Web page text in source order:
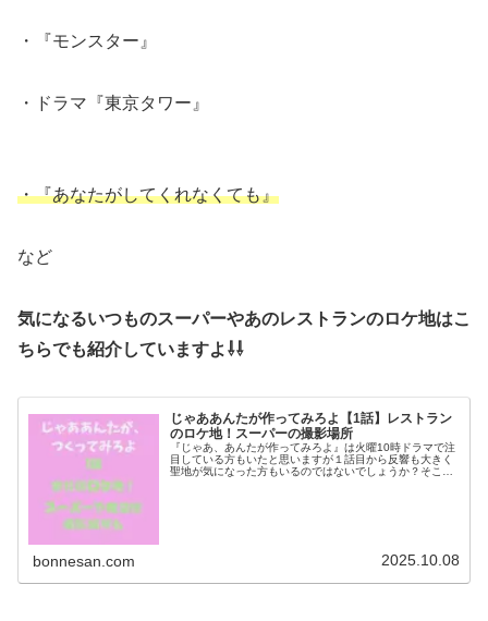
・『モンスター』
・ドラマ『東京タワー』
・『あなたがしてくれなくても』
など
気になるいつものスーパーやあのレストランのロケ地はこ
ちらでも紹介していますよ⇩⇩
じゃああんたが作ってみろよ【1話】レストラン
のロケ地！スーパーの撮影場所
『じゃあ、あんたが作ってみろよ』は火曜10時ドラマで注
目している方もいたと思いますが１話目から反響も大きく
聖地が気になった方もいるのではないでしょうか？そこで
bonnesan.com 2025.10.08